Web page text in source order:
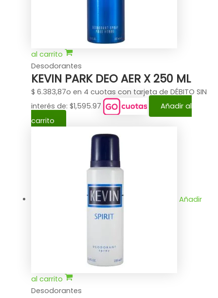
al carrito
Desodorantes
KEVIN PARK DEO AER X 250 ML
$ 6.383,87o en 4 cuotas con tarjeta de DÉBITO SIN
interés de: $1,595.97
Añadir al
carrito
Añadir
al carrito
Desodorantes